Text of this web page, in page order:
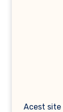
Acest site